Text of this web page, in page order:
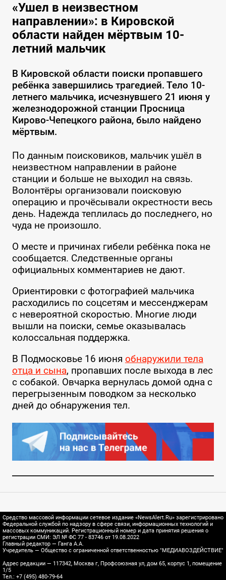
«Ушел в неизвестном
направлении»: в Кировской
области найден мёртвым 10-
летний мальчик
В Кировской области поиски пропавшего
ребёнка завершились трагедией. Тело 10-
летнего мальчика, исчезнувшего 21 июня у
железнодорожной станции Просница
Кирово-Чепецкого района, было найдено
мёртвым.
По данным поисковиков, мальчик ушёл в
неизвестном направлении в районе
станции и больше не выходил на связь.
Волонтёры организовали поисковую
операцию и прочёсывали окрестности весь
день. Надежда теплилась до последнего, но
чуда не произошло.
О месте и причинах гибели ребёнка пока не
сообщается. Следственные органы
официальных комментариев не дают.
Ориентировки с фотографией мальчика
расходились по соцсетям и мессенджерам
с невероятной скоростью. Многие люди
вышли на поиски, семье оказывалась
колоссальная поддержка.
В Подмосковье 16 июня обнаружили тела
отца и сына, пропавших после выхода в лес
с собакой. Овчарка вернулась домой одна с
перегрызенным поводком за несколько
дней до обнаружения тел.
Средство массовой информации сетевое издание «NewsAlert.Ru» зарегистрировано
Федеральной службой по надзору в сфере связи, информационных технологий и
массовых коммуникаций. Регистрационный номер и дата принятия решения о
регистрации СМИ: ЭЛ № ФС 77 - 83746 от 19.08.2022
Главный редактор — Ганга А.А.
Учредитель — Общество с ограниченной ответственностью "МЕДИАВОЗДЕЙСТВИЕ"
Адрес редакции — 117342, Москва г, Профсоюзная ул, дом 65, корпус 1, помещение
1/5
Тел.: +7 (495) 480-79-64